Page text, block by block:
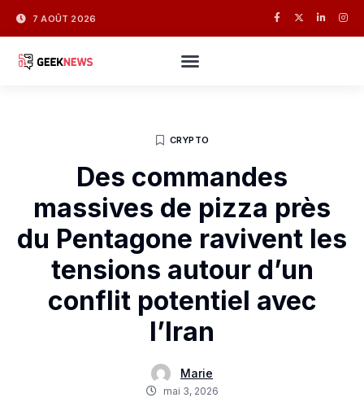
7 AOÛT 2026
CRYPTO
Des commandes
massives de pizza près
du Pentagone ravivent les
tensions autour d’un
conflit potentiel avec
l’Iran
Marie
mai 3, 2026